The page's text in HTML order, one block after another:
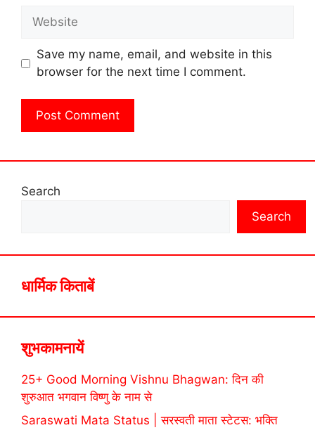
Website
Save my name, email, and website in this
browser for the next time I comment.
Search
Search
धार्मिक किताबें
शुभकामनायें
25+ Good Morning Vishnu Bhagwan: दिन की
शुरुआत भगवान विष्णु के नाम से
Saraswati Mata Status | सरस्वती माता स्टेटस: भक्ति